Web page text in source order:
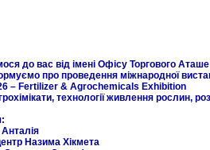
до вас від імені Офісу Торгового
про проведення міжнародної
– Fertilizer & Agrochemicals Exhibition
технології живлення рослин,
Назима Хікмета